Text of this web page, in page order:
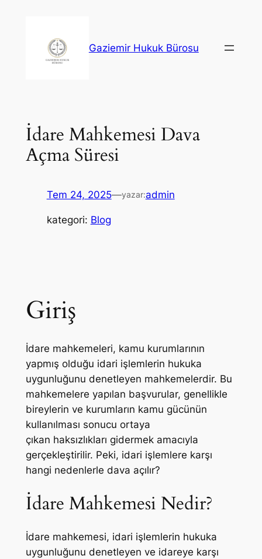
Gaziemir Hukuk Bürosu
İdare Mahkemesi Dava
Açma Süresi
Tem 24, 2025—yazar:admin
kategori: Blog
Giriş
İdare mahkemeleri, kamu kurumlarının
yapmış olduğu idari işlemlerin hukuka
uygunluğunu denetleyen mahkemelerdir. Bu
mahkemelere yapılan başvurular, genellikle
bireylerin ve kurumların kamu gücünün
kullanılması sonucu ortaya
çıkan haksızlıkları gidermek amacıyla
gerçekleştirilir. Peki, idari işlemlere karşı
hangi nedenlerle dava açılır?
İdare Mahkemesi Nedir?
İdare mahkemesi, idari işlemlerin hukuka
uygunluğunu denetleyen ve idareye karşı